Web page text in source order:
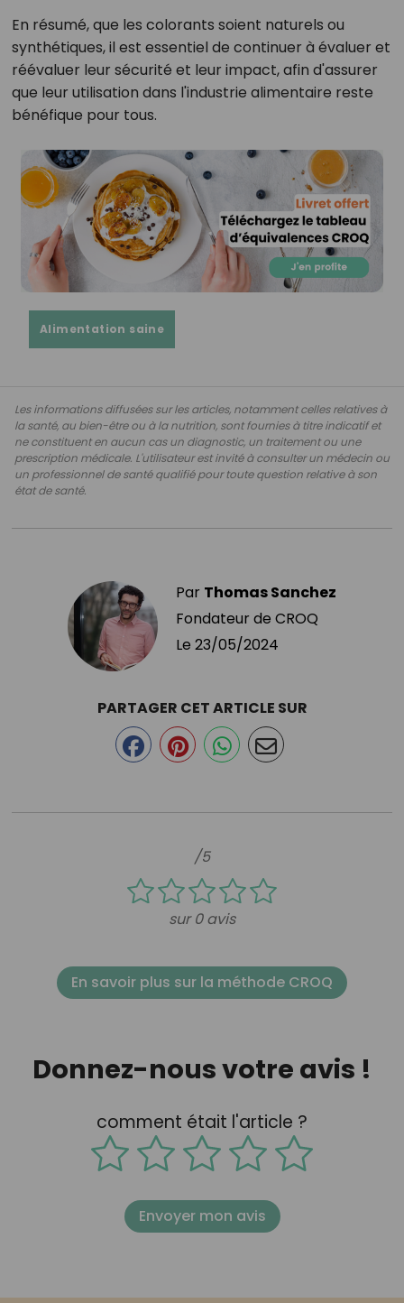
En résumé, que les colorants soient naturels ou
synthétiques, il est essentiel de continuer à évaluer et
réévaluer leur sécurité et leur impact, afin d'assurer
que leur utilisation dans l'industrie alimentaire reste
bénéfique pour tous.
Alimentation saine
Les informations diffusées sur les articles, notamment celles relatives à
la santé, au bien-être ou à la nutrition, sont fournies à titre indicatif et
ne constituent en aucun cas un diagnostic, un traitement ou une
prescription médicale. L'utilisateur est invité à consulter un médecin ou
un professionnel de santé qualifié pour toute question relative à son
état de santé.
Par Thomas Sanchez
Fondateur de CROQ
Le 23/05/2024
/5
sur 0 avis
PARTAGER CET ARTICLE SUR
En savoir plus sur la méthode CROQ
Donnez-nous votre avis !
comment était l'article ?
Envoyer mon avis